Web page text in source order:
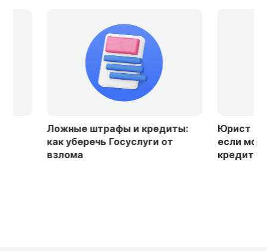
Ложные штрафы и кредиты:
как уберечь Госуслуги от
взлома
Юрист
если
кредит на